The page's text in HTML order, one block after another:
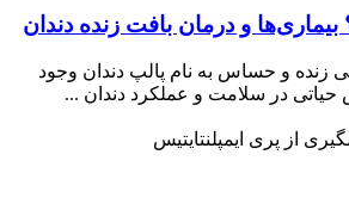
و درمان بافت زنده دندان
زنده و حساس به نام پالپ دندان وجود
حیاتی در سلامت و عملکرد دندان ...